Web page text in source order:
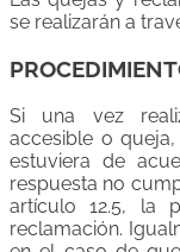
se realizarán a
Si una vez
accesible o
estuviera de
respuesta no
artículo 12.5, la
reclamación.